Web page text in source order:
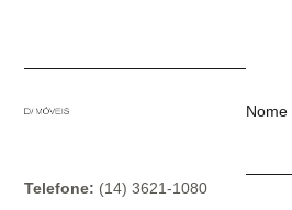
Telefone: (14) 3621-1080
Nome